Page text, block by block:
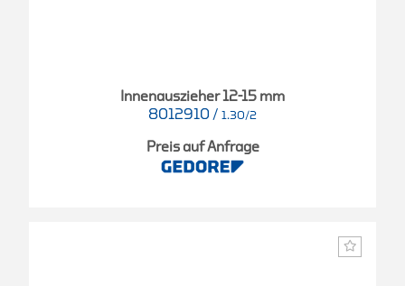
Innenauszieher 12-15 mm
8012910 / 1.30/2
Preis auf Anfrage